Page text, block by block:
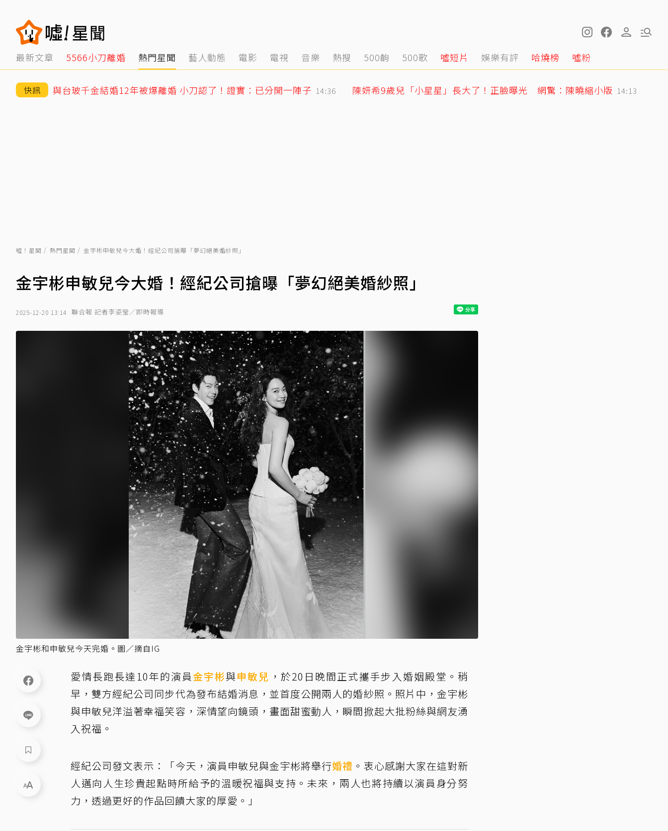
最新文章 5566小刀離婚 熱門星聞 藝人動態 電影 電視 音樂 熱搜 500齣 500歌 噓短片 娛樂有評 哈燒榜 噓粉
快訊 與台玻千金結婚12年被爆離婚 小刀認了！證實：已分開一陣子 14:36 陳妍希9歲兒「小星星」長大了！正臉曝光 網驚：陳曉縮小版 14:13
噓！星聞 熱門星聞 金宇彬申敏兒今大婚！經紀公司搶曝「夢幻絕美婚紗照」
金宇彬申敏兒今大婚！經紀公司搶曝「夢幻絕美婚紗照」
2025-12-20 13:14 聯合報 記者李姿瑩／即時報導
金宇彬和申敏兒今天完婚。圖／摘自IG
愛情長跑長達10年的演員金宇彬與申敏兒 ，於20日晚間正式攜手步入婚姻殿堂。稍
早，雙方經紀公司同步代為發布結婚消息，並首度公開兩人的婚紗照。照片中，金宇彬
與申敏兒洋溢著幸福笑容，深情望向鏡頭，畫面甜蜜動人，瞬間掀起大批粉絲與網友湧
入祝福。
經紀公司發文表示：「今天，演員申敏兒與金宇彬將舉行婚禮 。衷心感謝大家在這對新
人邁向人生珍貴起點時所給予的溫暖祝福與支持。未來，兩人也將持續以演員身分努
力，透過更好的作品回饋大家的厚愛。」